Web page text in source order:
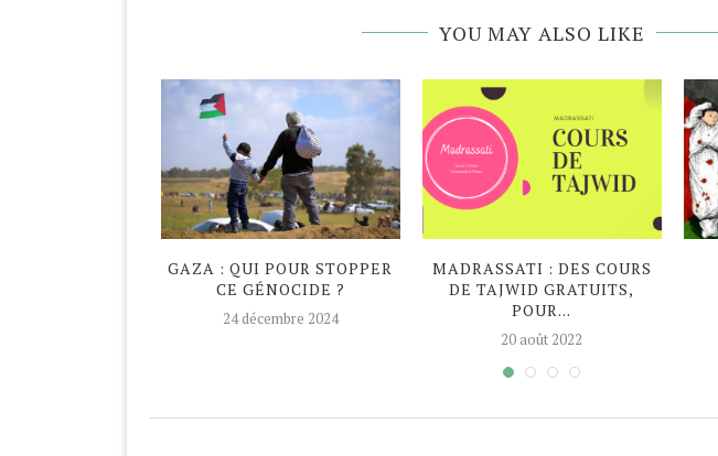
YOU MAY ALSO LIKE
GAZA : QUI POUR STOPPER
CE GÉNOCIDE ?
24 décembre 2024
MADRASSATI : DES COURS
DE TAJWID GRATUITS,
POUR...
20 août 2022